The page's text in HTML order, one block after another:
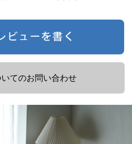
てのお問い合わせ